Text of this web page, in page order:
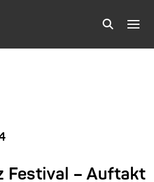
Festival – Auftakt